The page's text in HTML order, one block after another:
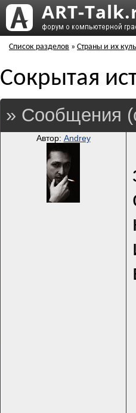
Список разделов » Страны и их
Сокрытая
» Сообщения
Автор: Andrey